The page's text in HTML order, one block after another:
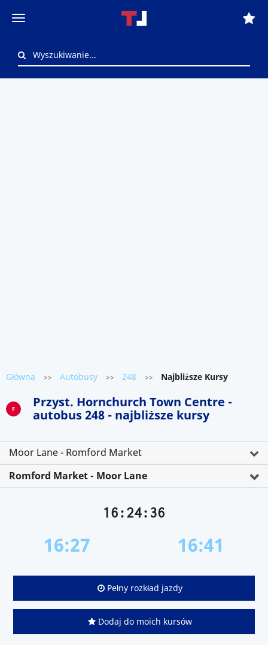
Główna >> Autobusy >> 248 >> Najbliższe Kursy
F
Przyst. Hornchurch Town Centre -
autobus 248 - najbliższe kursy
Moor Lane - Romford Market
Romford Market - Moor Lane
16:24:36
16:27 16:41
Pełny rozkład jazdy
Dodaj do moich kursów